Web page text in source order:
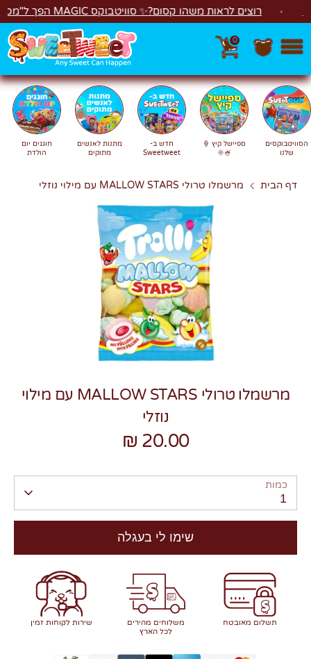
רוצים לראות משהו קסום?✨ סוויטבוקס MAGIC הפך ל"מכונת משחקים"! 🎁🕹️
0
חפשחיפוש
הסוויטבוקסים
שלנו
ספיישל קיץ 🍦
🍧🌞
חדש ב-
Sweetweet
מתנות לאנשים
מתוקים
חוגגים יום
הולדת
דף הבית מרשמלו טרולי MALLOW STARS עם מילוי נוזלי
מרשמלו טרולי MALLOW STARS עם מילוי
נוזלי
20.00 ₪
כמות
1
שימו לי בעגלה
תשלום מאובטח
משלוחים מהירים
לכל הארץ
שירות לקוחות זמין